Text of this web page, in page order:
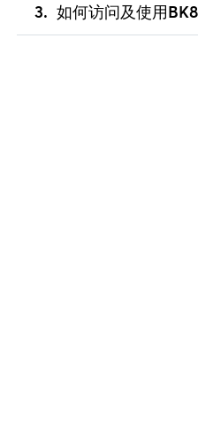
如何访问及使用